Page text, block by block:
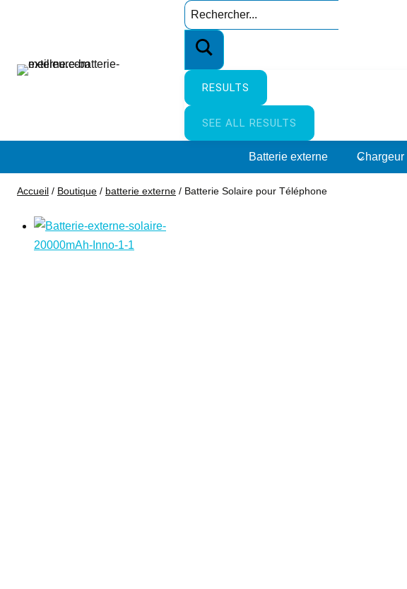
Search
…
RESULTS
SEE ALL RESULTS
Batterie externe Chargeur
Accueil / Boutique / batterie externe / Batterie Solaire pour Téléphone